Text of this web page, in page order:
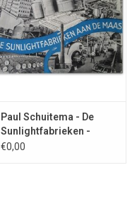
Paul Schuitema - De
Sunlightfabrieken -
1930s
€0,00